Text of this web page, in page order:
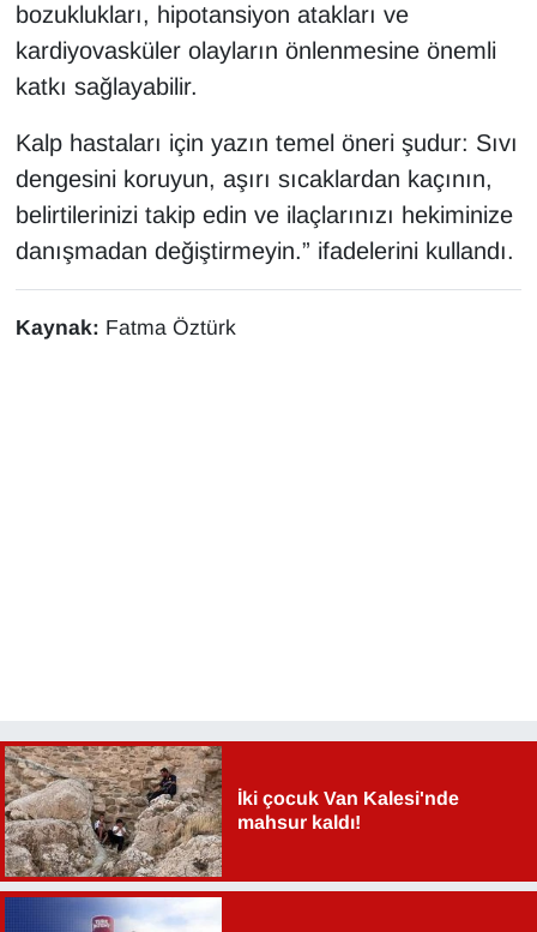
bozuklukları, hipotansiyon atakları ve
kardiyovasküler olayların önlenmesine önemli
katkı sağlayabilir.
Kalp hastaları için yazın temel öneri şudur: Sıvı
dengesini koruyun, aşırı sıcaklardan kaçının,
belirtilerinizi takip edin ve ilaçlarınızı hekiminize
danışmadan değiştirmeyin.” ifadelerini kullandı.
Kaynak: Fatma Öztürk
İki çocuk Van Kalesi'nde
mahsur kaldı!